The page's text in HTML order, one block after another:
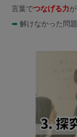
言葉でつなげる力
➡ 解けなかった問